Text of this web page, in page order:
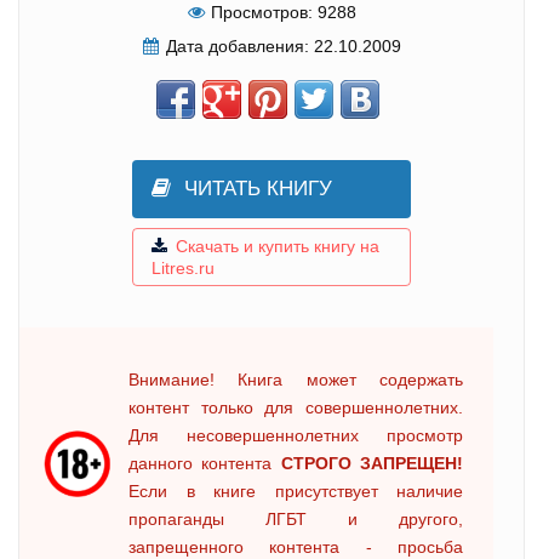
Просмотров: 9288
Дата добавления: 22.10.2009
ЧИТАТЬ КНИГУ
Скачать и купить книгу на
Litres.ru
Внимание! Книга может содержать
контент только для совершеннолетних.
Для несовершеннолетних просмотр
данного контента СТРОГО ЗАПРЕЩЕН!
Если в книге присутствует наличие
пропаганды ЛГБТ и другого,
запрещенного контента - просьба